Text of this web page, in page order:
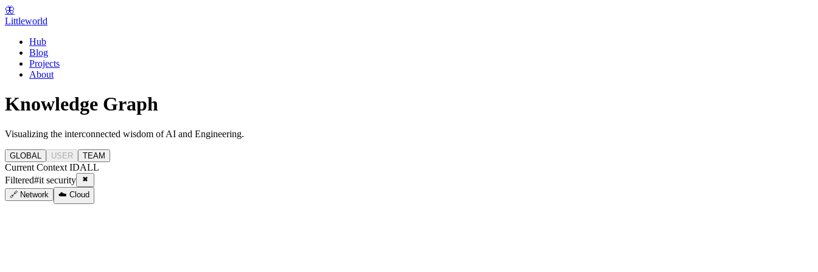
🦋
Littleworld
Hub
Blog
Projects
About
Knowledge Graph
Visualizing the interconnected wisdom of AI and Engineering.
GLOBAL USER TEAM
Current Context IDALL
Filtered#it security
🔗 Network ☁️ Cloud